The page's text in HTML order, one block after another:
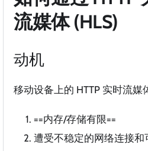
流媒体 (HLS)
动机
移动设备上的 HTTP 实时流媒
==内存/存储有限==
遭受不稳定的网络连接和